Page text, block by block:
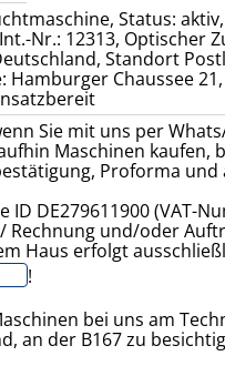
Status:
Nr.: 12313, Optischer
Standort
Hamburger Chaussee
Sie mit uns per
Maschinen kaufen,
Proforma und
ID DE279611900 (VAT-
Rechnung und/oder
Haus erfolgt
!
bei uns am
an der B167 zu